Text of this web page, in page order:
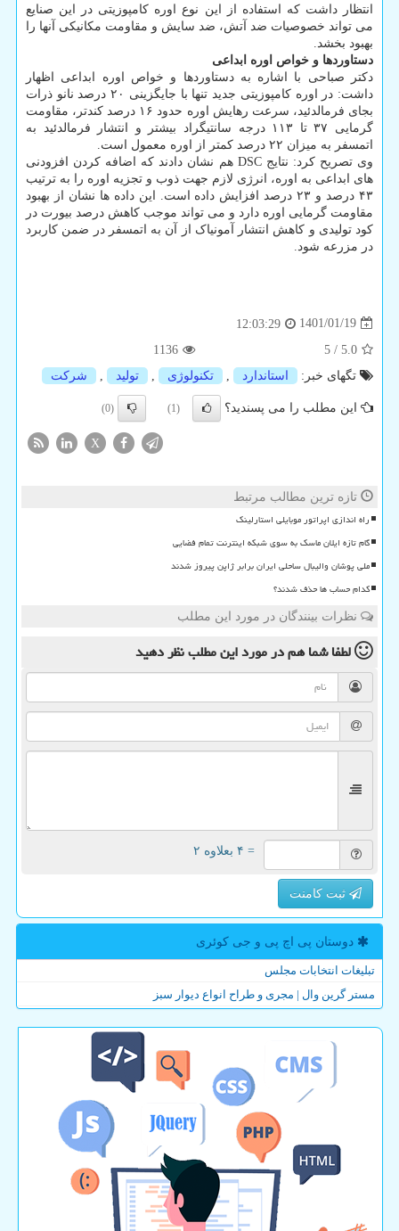
انتظار داشت که استفاده از این نوع اوره کامپوزیتی در این صنایع
می تواند خصوصیات ضد آتش، ضد سایش و مقاومت مکانیکی آنها را
بهبود بخشد.
دستاوردها و خواص اوره ابداعی
دکتر صباحی با اشاره به دستاوردها و خواص اوره ابداعی اظهار
داشت: در اوره کامپوزیتی جدید تنها با جایگزینی ۲۰ درصد نانو ذرات
بجای فرمالدئید، سرعت رهایش اوره حدود ۱۶ درصد کندتر، مقاومت
گرمایی ۳۷ تا ۱۱۳ درجه سانتیگراد بیشتر و انتشار فرمالدئید به
اتمسفر به میزان ۲۲ درصد کمتر از اوره معمول است.
وی تصریح کرد: نتایج DSC هم نشان دادند که اضافه کردن افزودنی
های ابداعی به اوره، انرژی لازم جهت ذوب و تجزیه اوره را به ترتیب
۴۳ درصد و ۲۳ درصد افزایش داده است. این داده ها نشان از بهبود
مقاومت گرمایی اوره دارد و می تواند موجب کاهش درصد بیورت در
کود تولیدی و کاهش انتشار آمونیاک از آن به اتمسفر در ضمن کاربرد
در مزرعه شود.
1401/01/19
12:03:29
5.0
/
5
1136
تگهای خبر:
استاندارد تكنولوژی تولید شركت
این مطلب را می پسندید؟ (1)
(0)
X
تازه ترین مطالب مرتبط
راه اندازی اپراتور موبایلی استارلینک
گام تازه ایلان ماسک به سوی شبکه اینترنت تمام فضایی
ملی پوشان والیبال ساحلی ایران برابر ژاپن پیروز شدند
کدام حساب ها حذف شدند؟
نظرات بینندگان در مورد این مطلب
لطفا شما همدر مورد این مطلبنظر دهید
= ۴ بعلاوه ۲
ثبت کامنت
دوستان پی اچ پی و جی كوئری
تبلیغات انتخابات مجلس
مستر گرین وال | مجری و طراح انواع دیوار سبز